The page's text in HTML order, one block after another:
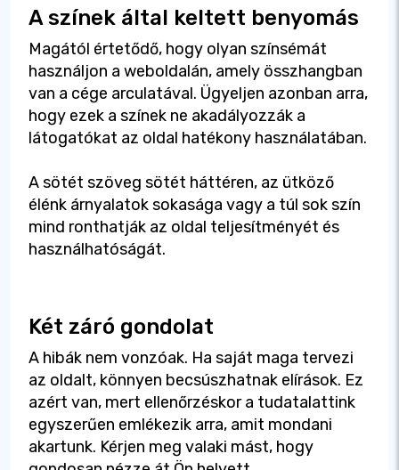
A színek által keltett benyomás
Magától értetődő, hogy olyan színsémát
használjon a weboldalán, amely összhangban
van a cége arculatával. Ügyeljen azonban arra,
hogy ezek a színek ne akadályozzák a
látogatókat az oldal hatékony használatában.
A sötét szöveg sötét háttéren, az ütköző
élénk árnyalatok sokasága vagy a túl sok szín
mind ronthatják az oldal teljesítményét és
használhatóságát.
Két záró gondolat
A hibák nem vonzóak. Ha saját maga tervezi
az oldalt, könnyen becsúszhatnak elírások. Ez
azért van, mert ellenőrzéskor a tudatalattink
egyszerűen emlékezik arra, amit mondani
akartunk. Kérjen meg valaki mást, hogy